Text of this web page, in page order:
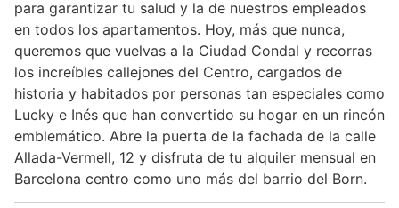
para garantizar tu salud y la de nuestros empleados
en todos los apartamentos. Hoy, más que nunca,
queremos que vuelvas a la Ciudad Condal y recorras
los increíbles callejones del Centro, cargados de
historia y habitados por personas tan especiales como
Lucky e Inés que han convertido su hogar en un rincón
emblemático. Abre la puerta de la fachada de la calle
Allada-Vermell, 12 y disfruta de tu alquiler mensual en
Barcelona centro como uno más del barrio del Born.